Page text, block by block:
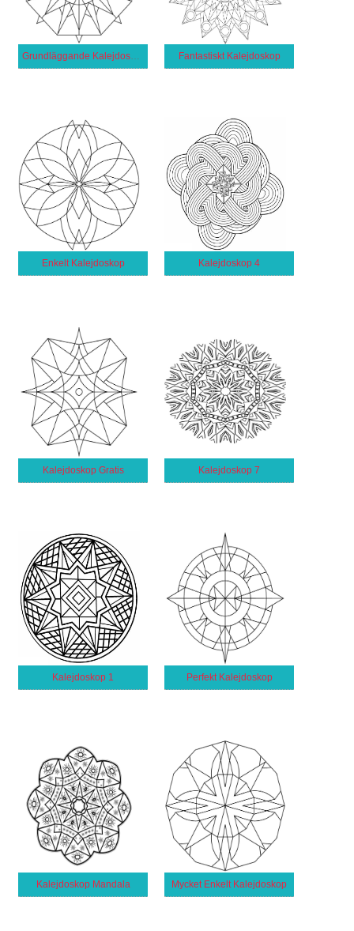
Grundläggande Kalejdoskop Fantastiskt Kalejdoskop
Enkelt Kalejdoskop Kalejdoskop 4
Kalejdoskop Gratis Kalejdoskop 7
Kalejdoskop 1 Perfekt Kalejdoskop
Kalejdoskop Mandala Mycket Enkelt Kalejdoskop